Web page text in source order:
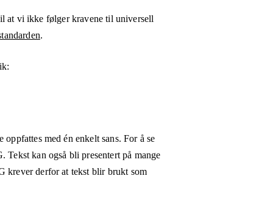
at vi ikke følger kravene til universell
.
med én enkelt sans. For å se
kan også bli presentert på mange
krever derfor at tekst blir brukt som